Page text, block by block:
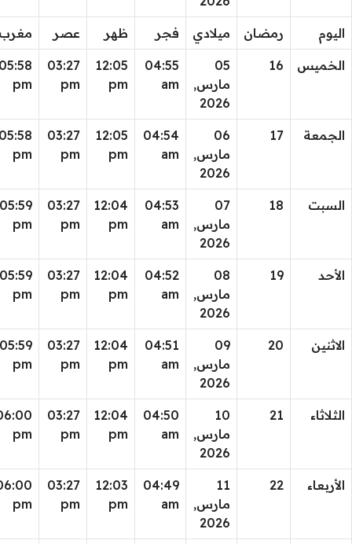
اليوم رمضان ميلادي فجر ظهر عصر
الخميس 16
05
مارس,
2026
04:55
am
12:05
pm
03:27
pm
pm
الجمعة 17
06
مارس,
2026
04:54
am
12:05
pm
03:27
pm
pm
السبت 18
07
مارس,
2026
04:53
am
12:04
pm
03:27
pm
05:59
pm
الأحد 19
08
مارس,
2026
04:52
am
12:04
pm
03:27
pm
05:59
pm
الاثنين 20
09
مارس,
2026
04:51
am
12:04
pm
03:27
pm
05:59
pm
الثلاثاء 21
10
مارس,
2026
04:50
am
12:04
pm
03:27
pm
pm
الأربعاء 22
11
مارس,
2026
04:49
am
12:03
pm
03:27
pm
pm